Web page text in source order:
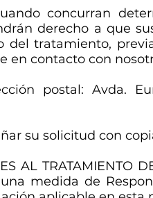
concurran
derecho a que
del tratamiento,
en contacto con
postal: Avda.
su solicitud con
AL
medida de